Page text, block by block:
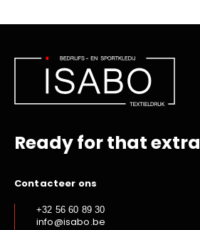
Ready for that extra
Contacteer ons
+32 56 60 89 30
info@isabo.be